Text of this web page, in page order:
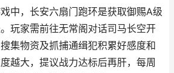
中，长安六扇门跑环是获取御赐A级
玩家需前往无常阁对话司马长空开
集物资及抓捕通缉犯积累好感度和
越大，提议战力达标后再肝，每周